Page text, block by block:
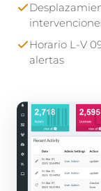
Horario L-V
alertas